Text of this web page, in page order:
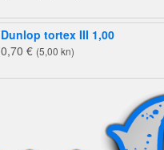
Dunlop tortex III 1,00
0,70 € (5,00 kn)